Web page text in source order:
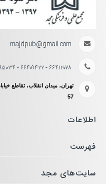
majdpub@gmail.com
۶۶۴۱۲۰۷۸ - ۶۶۴۰۹۴۲۲ - ۶۶۴۹۵۰۳۴
تهران، میدان انقلاب، تقاطع
57
اطلاعات
فهرست
سایت‌های مجد